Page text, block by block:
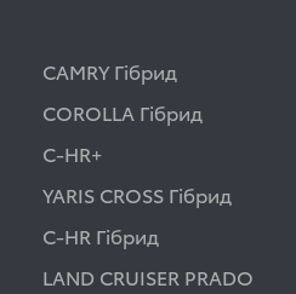
CAMRY Гібрид
COROLLA Гібрид
C-HR+
YARIS CROSS Гібрид
C-HR Гібрид
LAND CRUISER PRADO